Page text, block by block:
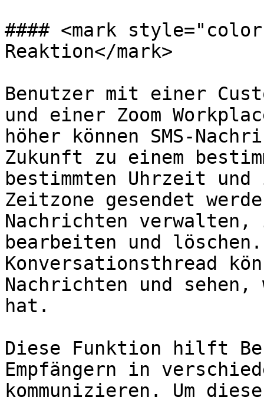
#### <mark
Reaktion</mark>
Benutzer mit einer
und einer Zoom
höher können SMS-
Zukunft zu einem
bestimmten Uhrzeit
Zeitzone gesendet
Nachrichten
bearbeiten und
Konversationsthread
Nachrichten und
hat.
Diese Funktion hilft
Empfängern in
kommunizieren. Um